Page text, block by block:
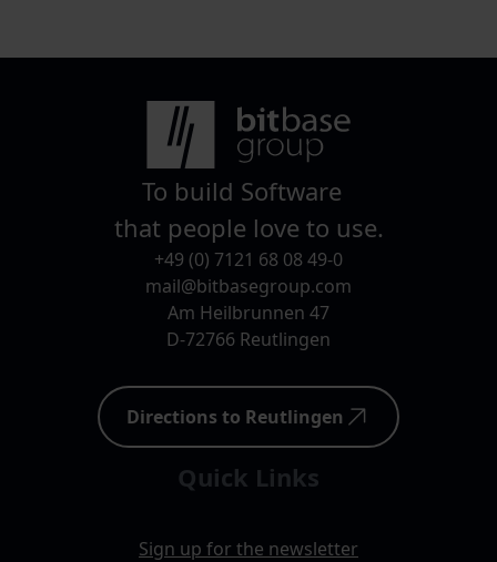
To build Software
that people love to use.
+49 (0) 7121 68 08 49-0
mail@bitbasegroup.com
Am Heilbrunnen 47
D-72766 Reutlingen
Directions to Reutlingen
Quick Links
Sign up for the newsletter